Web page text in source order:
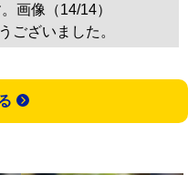
画像（14/14）
ございました。